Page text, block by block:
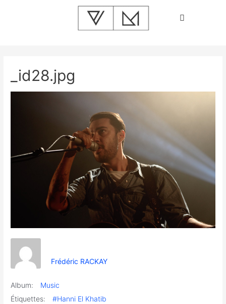
_id28.jpg
Frédéric RACKAY
Album:
Music
Étiquettes:
#Hanni El Khatib